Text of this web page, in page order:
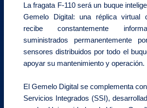
La fragata F-110 será un buque
Gemelo Digital: una réplica virtual
recibe constantemente
suministrados permanentemente
sensores distribuidos por todo el
apoyar su mantenimiento y operación.
El Gemelo Digital se complementa
Servicios Integrados (SSI),